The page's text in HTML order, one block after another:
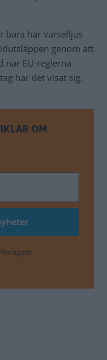
bara har varselljus
genom att
när EU-reglerna
har det visat sig.
OM